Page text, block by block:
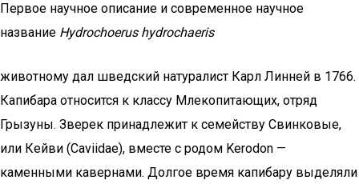
Первое научное описание и современное научное
название Hydrochoerus hydrochaeris
животному дал шведский натуралист Карл Линней в 1766.
Капибара относится к классу Млекопитающих, отряд
Грызуны. Зверек принадлежит к семейству Свинковые,
или Кейви (Caviidae), вместе с родом Kerodon —
каменными кавернами. Долгое время капибару выделяли